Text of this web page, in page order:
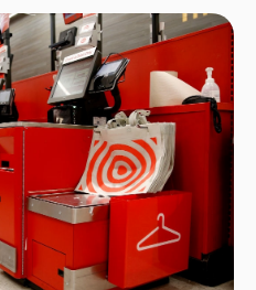
가할 수 있었기 때문이다. 하지만 이번
치솟는 물가 상승에 대응해 소비를
합리적인 소비로 전환하고 있음을
소매 유통업체에는 매출은 양호하나
. 미국 경제의 80%를 차지하는 소비에
은 2020년 6월 이후 가장 큰 일일
이트 스트리트의 수석투자전략가인
는 WSJ과의 인터뷰를 통해 "중요한
향후 증시가 매우 불확실한 시기에 더
비 수요에 대한 근본적인 우려는
가왔다. 5년 만기 기대 인플레이션
했다. 안전자산에 대한 수요가
일 2.884%에서 2.827%로 역시